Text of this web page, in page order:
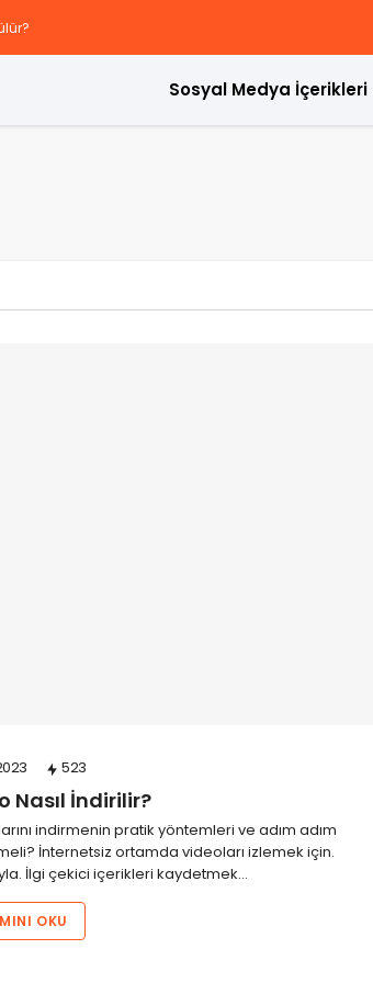
Sosyal Medya İçerikleri
523
Nasıl İndirilir?
indirmenin pratik yöntemleri ve adım adım
İnternetsiz ortamda videoları izlemek için.
İlgi çekici içerikleri kaydetmek…
OKU